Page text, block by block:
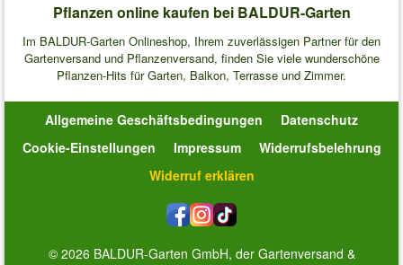
Pflanzen online kaufen bei BALDUR-Garten
Im BALDUR-Garten Onlineshop, Ihrem zuverlässigen Partner für den
Gartenversand und Pflanzenversand, finden Sie viele wunderschöne
Pflanzen-Hits für Garten, Balkon, Terrasse und Zimmer.
Allgemeine Geschäftsbedingungen
Datenschutz
Cookie-Einstellungen
Impressum
Widerrufsbelehrung
Widerruf erklären
© 2026 BALDUR-Garten GmbH, der Gartenversand &